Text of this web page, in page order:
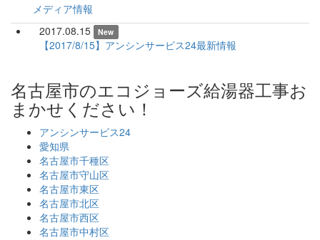
メディア情報
2017.08.15
New
【2017/8/15】アンシンサービス24最新情報
名古屋市のエコジョーズ給湯器工事お
まかせください！
アンシンサービス24
愛知県
名古屋市千種区
名古屋市守山区
名古屋市東区
名古屋市北区
名古屋市西区
名古屋市中村区